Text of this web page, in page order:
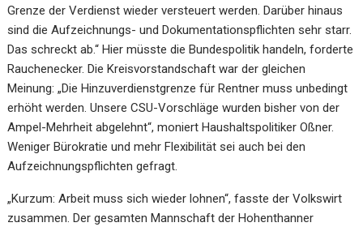
Grenze der Verdienst wieder versteuert werden. Darüber hinaus
sind die Aufzeichnungs- und Dokumentationspflichten sehr starr.
Das schreckt ab.“ Hier müsste die Bundespolitik handeln, forderte
Rauchenecker. Die Kreisvorstandschaft war der gleichen
Meinung: „Die Hinzuverdienstgrenze für Rentner muss unbedingt
erhöht werden. Unsere CSU-Vorschläge wurden bisher von der
Ampel-Mehrheit abgelehnt“, moniert Haushaltspolitiker Oßner.
Weniger Bürokratie und mehr Flexibilität sei auch bei den
Aufzeichnungspflichten gefragt.
„Kurzum: Arbeit muss sich wieder lohnen“, fasste der Volkswirt
zusammen. Der gesamten Mannschaft der Hohenthanner